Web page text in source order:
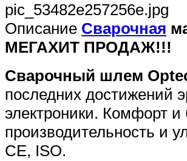
pic_53482e257256e.jpg
Описание Сварочная
МЕГАХИТ ПРОДАЖ!!!
Сварочный шлем
последних достижений
электроники. Комфорт
производительность и
СЕ, ISO.